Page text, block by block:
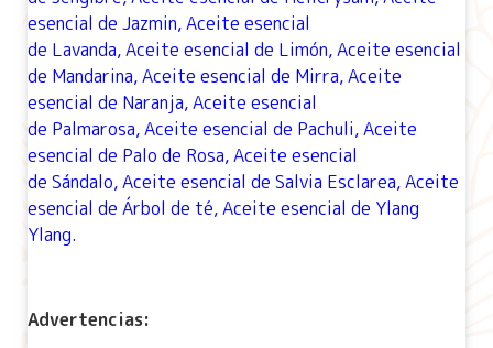
esencial de Jazmin, Aceite esencial
de Lavanda,Aceite esencial de Limón,Aceite esencial
de Mandarina,Aceite esencial de Mirra,Aceite
esencial de Naranja,Aceite esencial
de Palmarosa,Aceite esencial de Pachuli,Aceite
esencial de Palo de Rosa,Aceite esencial
de Sándalo,Aceite esencial de Salvia Esclarea, Aceite
esencial de Árbol de té,Aceite esencial de Ylang
Ylang.
Advertencias: